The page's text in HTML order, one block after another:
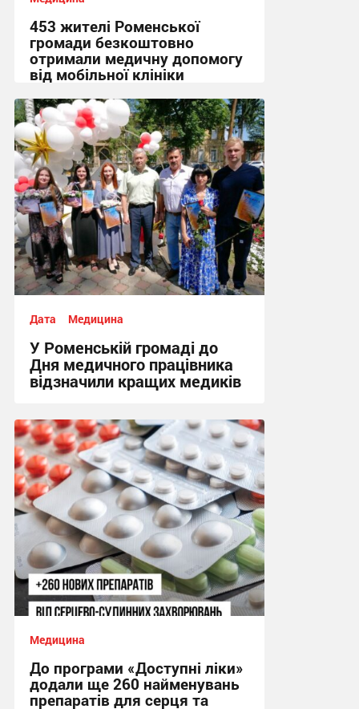
453 жителі Роменської
громади безкоштовно
отримали медичну допомогу
від мобільної клініки
08:00, 2.08.2026
Дата Медицина
У Роменській громаді до
Дня медичного працівника
відзначили кращих медиків
15:00, 28.07.2026
Медицина
До програми «Доступні ліки»
додали ще 260 найменувань
препаратів для серця та